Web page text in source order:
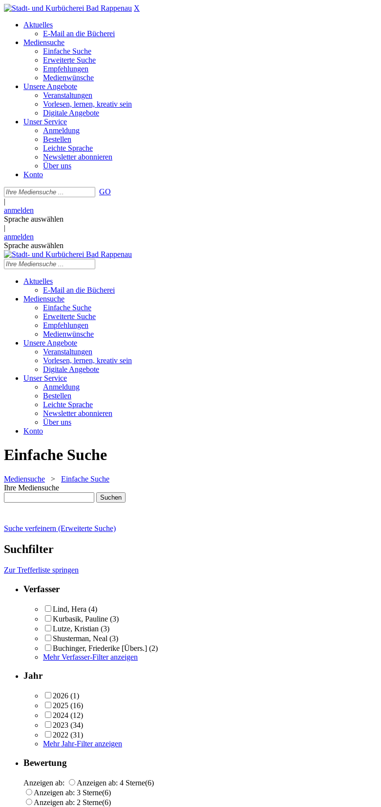
X
Aktuelles
E-Mail an die Bücherei
Mediensuche
Einfache Suche
Erweiterte Suche
Empfehlungen
Medienwünsche
Unsere Angebote
Veranstaltungen
Vorlesen, lernen, kreativ sein
Digitale Angebote
Unser Service
Anmeldung
Bestellen
Leichte Sprache
Newsletter abonnieren
Über uns
Konto
GO
|
anmelden
Sprache auswählen
|
anmelden
Sprache auswählen
Aktuelles
E-Mail an die Bücherei
Mediensuche
Einfache Suche
Erweiterte Suche
Empfehlungen
Medienwünsche
Unsere Angebote
Veranstaltungen
Vorlesen, lernen, kreativ sein
Digitale Angebote
Unser Service
Anmeldung
Bestellen
Leichte Sprache
Newsletter abonnieren
Über uns
Konto
Einfache Suche
Mediensuche > Einfache Suche
Ihre Mediensuche
Suche verfeinern (Erweiterte Suche)
Suchfilter
Zur Trefferliste springen
Verfasser
Lind, Hera (4)
Kurbasik, Pauline (3)
Lutze, Kristian (3)
Shusterman, Neal (3)
Buchinger, Friederike [Übers.] (2)
Mehr Verfasser-Filter anzeigen
Jahr
2026 (1)
2025 (16)
2024 (12)
2023 (34)
2022 (31)
Mehr Jahr-Filter anzeigen
Bewertung
Anzeigen ab: Anzeigen ab: 4 Sterne(6)
Anzeigen ab: 3 Sterne(6)
Anzeigen ab: 2 Sterne(6)